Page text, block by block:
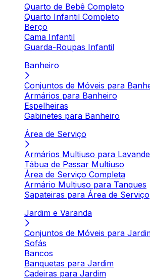
Quarto de Bebê Completo
Quarto Infantil Completo
Berço
Cama Infantil
Guarda-Roupas Infantil
Banheiro
Conjuntos de Móveis para
Armários para Banheiro
Espelheiras
Gabinetes para Banheiro
Área de Serviço
Armários Multiuso para
Tábua de Passar Multiuso
Área de Serviço Completa
Armário Multiuso para Tanques
Sapateiras para Área de Serviço
Jardim e Varanda
Conjuntos de Móveis para
Sofás
Bancos
Banquetas para Jardim
Cadeiras para Jardim